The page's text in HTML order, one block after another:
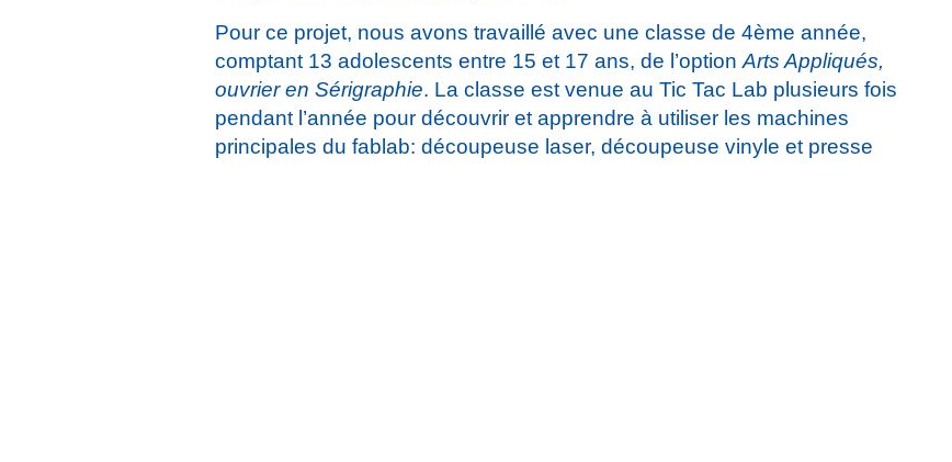
Pour ce projet, nous avons travaillé avec une classe de 4ème année,
comptant 13 adolescents entre 15 et 17 ans, de l’option Arts Appliqués,
ouvrier en Sérigraphie. La classe est venue au Tic Tac Lab plusieurs fois
pendant l’année pour découvrir et apprendre à utiliser les machines
principales du fablab: découpeuse laser, découpeuse vinyle et presse